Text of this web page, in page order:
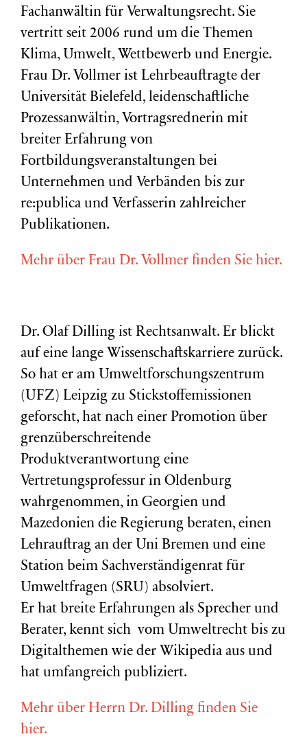
Fachanwältin für Verwaltungsrecht. Sie
vertritt seit 2006 rund um die Themen
Klima, Umwelt, Wettbewerb und Energie.
Frau Dr. Vollmer ist Lehrbeauftragte der
Universität Bielefeld, leidenschaftliche
Prozessanwältin, Vortragsrednerin mit
breiter Erfahrung von
Fortbildungsveranstaltungen bei
Unternehmen und Verbänden bis zur
re:publica und Verfasserin zahlreicher
Publikationen.
Mehr über Frau Dr. Vollmer finden Sie hier.
Dr. Olaf Dilling ist Rechtsanwalt. Er blickt
auf eine lange Wissenschaftskarriere zurück.
So hat er am Umweltforschungszentrum
(UFZ) Leipzig zu Stickstoffemissionen
geforscht, hat nach einer Promotion über
grenzüberschreitende
Produktverantwortung eine
Vertretungsprofessur in Oldenburg
wahrgenommen, in Georgien und
Mazedonien die Regierung beraten, einen
Lehrauftrag an der Uni Bremen und eine
Station beim Sachverständigenrat für
Umweltfragen (SRU) absolviert.
Er hat breite Erfahrungen als Sprecher und
Berater, kennt sich vom Umweltrecht bis zu
Digitalthemen wie der Wikipedia aus und
hat umfangreich publiziert.
Mehr über Herrn Dr. Dilling finden Sie
hier.